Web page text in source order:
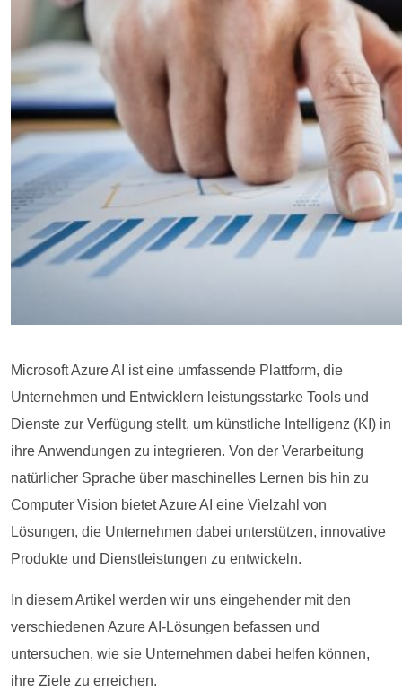
Microsoft Azure AI ist eine umfassende Plattform, die
Unternehmen und Entwicklern leistungsstarke Tools und
Dienste zur Verfügung stellt, um künstliche Intelligenz (KI) in
ihre Anwendungen zu integrieren. Von der Verarbeitung
natürlicher Sprache über maschinelles Lernen bis hin zu
Computer Vision bietet Azure AI eine Vielzahl von
Lösungen, die Unternehmen dabei unterstützen, innovative
Produkte und Dienstleistungen zu entwickeln.
In diesem Artikel werden wir uns eingehender mit den
verschiedenen Azure AI-Lösungen befassen und
untersuchen, wie sie Unternehmen dabei helfen können,
ihre Ziele zu erreichen.